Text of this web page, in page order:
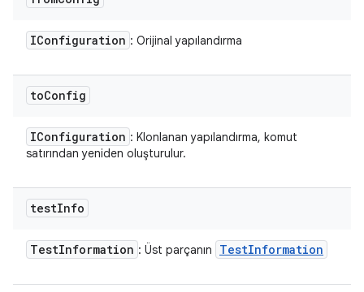
IConfiguration : Orijinal yapılandırma
toConfig
IConfiguration : Klonlanan yapılandırma, komut
satırından yeniden oluşturulur.
testInfo
TestInformation : Üst parçanın TestInformation